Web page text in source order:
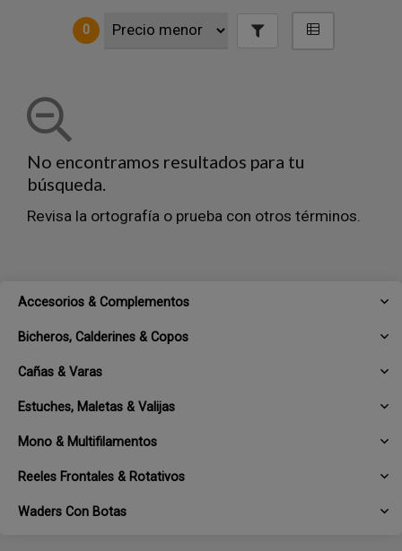
Accesorios & Complementos
Bicheros, Calderines & Copos
Cañas & Varas
Estuches, Maletas & Valijas
Mono & Multifilamentos
Reeles Frontales & Rotativos
Waders Con Botas
0
No encontramos resultados para tu
búsqueda.
Revisa la ortografía o prueba con otros términos.